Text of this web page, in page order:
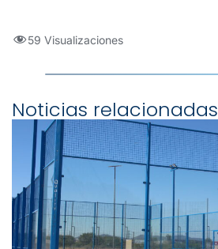
59 Visualizaciones
Noticias relacionadas